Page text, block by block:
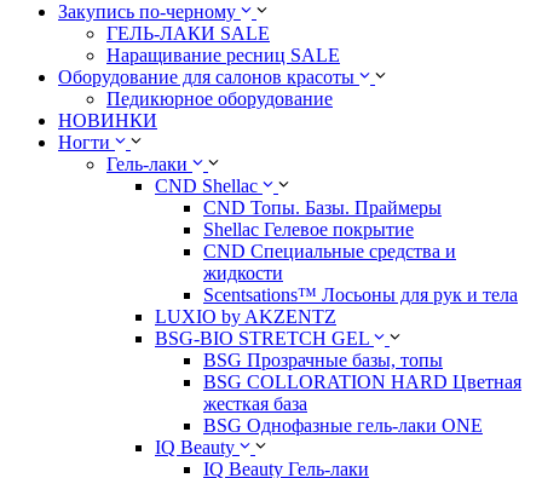
Закупись по-черному
ГЕЛЬ-ЛАКИ SALE
Наращивание ресниц SALE
Оборудование для салонов красоты
Педикюрное оборудование
НОВИНКИ
Ногти
Гель-лаки
CND Shellac
CND Топы. Базы. Праймеры
Shellac Гелевое покрытие
CND Специальные средства и
жидкости
Scentsations™ Лосьоны для рук и тела
LUXIO by AKZENTZ
BSG-BIO STRETCH GEL
BSG Прозрачные базы, топы
BSG COLLORATION HARD Цветная
жесткая база
BSG Однофазные гель-лаки ONE
IQ Beauty
IQ Beauty Гель-лаки